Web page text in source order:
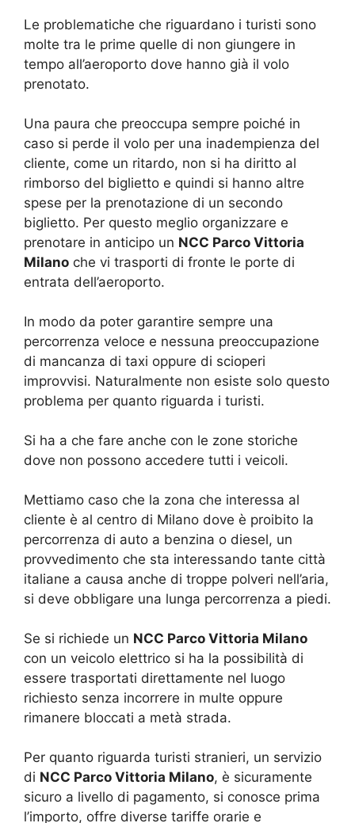
Le problematiche che riguardano i turisti sono
molte tra le prime quelle di non giungere in
tempo all’aeroporto dove hanno già il volo
prenotato.
Una paura che preoccupa sempre poiché in
caso si perde il volo per una inadempienza del
cliente, come un ritardo, non si ha diritto al
rimborso del biglietto e quindi si hanno altre
spese per la prenotazione di un secondo
biglietto. Per questo meglio organizzare e
prenotare in anticipo un NCC Parco Vittoria
Milano che vi trasporti di fronte le porte di
entrata dell’aeroporto.
In modo da poter garantire sempre una
percorrenza veloce e nessuna preoccupazione
di mancanza di taxi oppure di scioperi
improvvisi. Naturalmente non esiste solo questo
problema per quanto riguarda i turisti.
Si ha a che fare anche con le zone storiche
dove non possono accedere tutti i veicoli.
Mettiamo caso che la zona che interessa al
cliente è al centro di Milano dove è proibito la
percorrenza di auto a benzina o diesel, un
provvedimento che sta interessando tante città
italiane a causa anche di troppe polveri nell’aria,
si deve obbligare una lunga percorrenza a piedi.
Se si richiede un NCC Parco Vittoria Milano
con un veicolo elettrico si ha la possibilità di
essere trasportati direttamente nel luogo
richiesto senza incorrere in multe oppure
rimanere bloccati a metà strada.
Per quanto riguarda turisti stranieri, un servizio
di NCC Parco Vittoria Milano, è sicuramente
sicuro a livello di pagamento, si conosce prima
l’importo, offre diverse tariffe orarie e